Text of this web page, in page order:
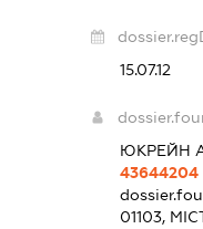
15.07.12
ЮКРЕЙН
43644204
01103,